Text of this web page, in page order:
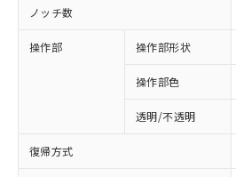
ノッチ数
操作部 操作部形状
操作部色
透明/不透明
復帰方式